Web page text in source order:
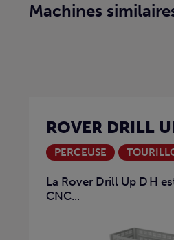
Machines
ROVER DRILL
PERCEUSE
La Rover Drill Up D H
CNC...